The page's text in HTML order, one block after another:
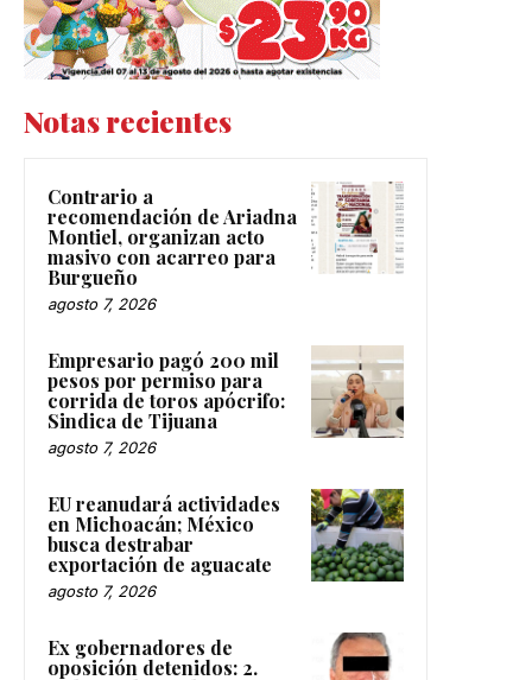
Notas recientes
Contrario a
recomendación de Ariadna
Montiel, organizan acto
masivo con acarreo para
Burgueño
agosto 7, 2026
Empresario pagó 200 mil
pesos por permiso para
corrida de toros apócrifo:
Sindica de Tijuana
agosto 7, 2026
EU reanudará actividades
en Michoacán; México
busca destrabar
exportación de aguacate
agosto 7, 2026
Ex gobernadores de
oposición detenidos: 2.